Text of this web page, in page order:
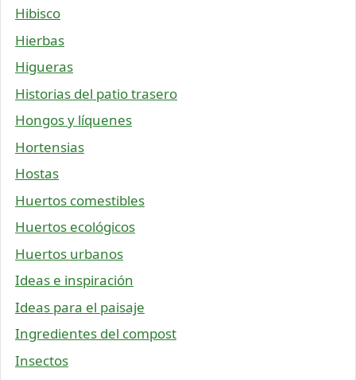
Hibisco
Hierbas
Higueras
Historias del patio trasero
Hongos y líquenes
Hortensias
Hostas
Huertos comestibles
Huertos ecológicos
Huertos urbanos
Ideas e inspiración
Ideas para el paisaje
Ingredientes del compost
Insectos